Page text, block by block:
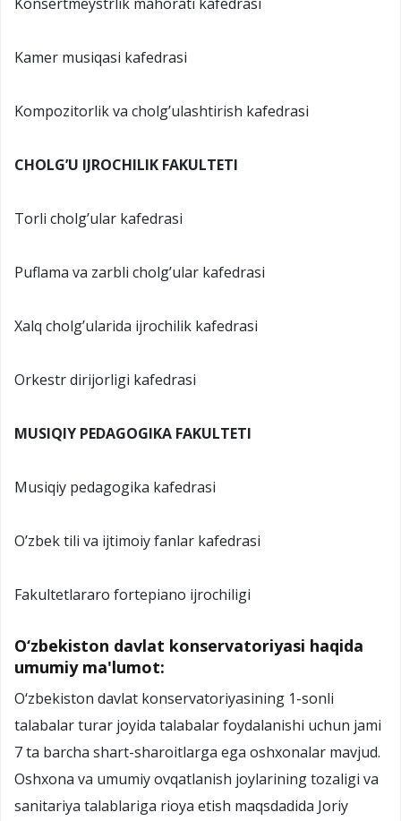
Kamer musiqasi kafedrasi
Kompozitorlik va cholg’ulashtirish kafedrasi
CHOLG’U IJROCHILIK FAKULTETI
Torli cholg’ular kafedrasi
Puflama va zarbli cholg’ular kafedrasi
Xalq cholg’ularida ijrochilik kafedrasi
Orkestr dirijorligi kafedrasi
MUSIQIY PEDAGOGIKA FAKULTETI
Musiqiy pedagogika kafedrasi
O’zbek tili va ijtimoiy fanlar kafedrasi
Fakultetlararo fortepiano ijrochiligi
O‘zbekiston davlat konservatoriyasi haqida
umumiy ma'lumot:
O‘zbekiston davlat konservatoriyasining 1-sonli
talabalar turar joyida talabalar foydalanishi uchun jami
7 ta barcha shart-sharoitlarga ega oshxonalar mavjud.
Oshxona va umumiy ovqatlanish joylarining tozaligi va
sanitariya talablariga rioya etish maqsdadida Joriy